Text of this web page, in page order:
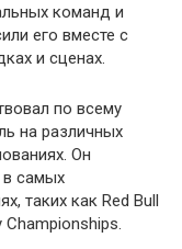
команд и
его вместе с
и сценах.
по всему
на различных
Он
в самых
таких как Red Bull
Championships.